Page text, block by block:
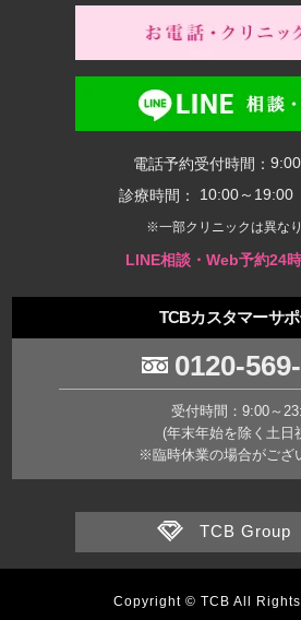
電話予約受付時間：
診療時間：
10:00～19:00
※一部クリニックは異なり
LINE相談・Web予約24
TCBカスタマーサポ
0120-
受付時間：9:00～
(年末年始を除く土日
※臨時休業の場合がござ
TCB Group
Copyright © TCB All Rights